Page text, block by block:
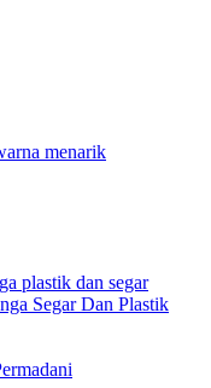
menarik
plastik dan segar
Segar Dan Plastik